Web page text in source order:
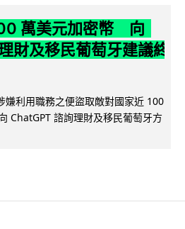
萬美元加密幣 向
財及移民葡萄牙建議終
嫌利用職務之便盜取敵對國家近 100
ChatGPT 諮詢理財及移民葡萄牙方